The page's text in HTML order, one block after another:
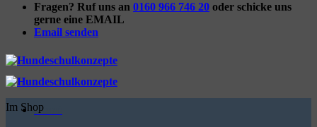
Fragen? Ruf uns an 0160 966 746 20 oder schicke uns
gerne eine EMAIL
Email senden
Menü
Im Shop